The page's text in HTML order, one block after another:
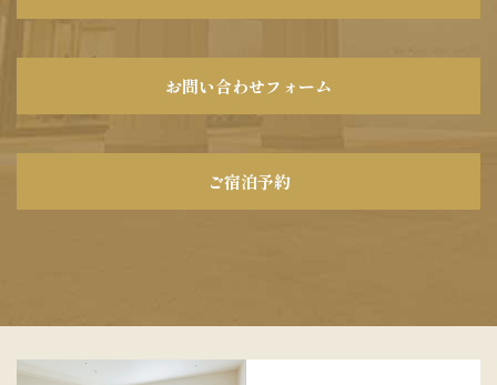
お問い合わせフォーム
ご宿泊予約